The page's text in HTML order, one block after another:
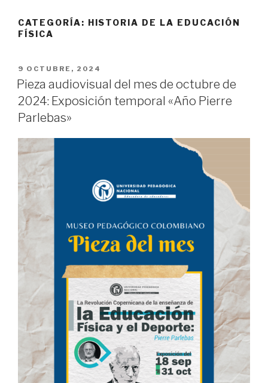
CATEGORÍA: HISTORIA DE LA EDUCACIÓN
FÍSICA
PUBLICADO
EL
9 OCTUBRE, 2024
Pieza audiovisual del mes de octubre de
2024: Exposición temporal «Año Pierre
Parlebas»